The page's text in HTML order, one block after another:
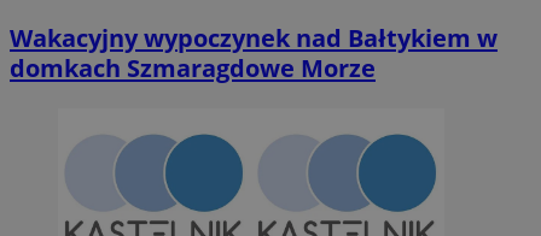
Wakacyjny wypoczynek nad Bałtykiem w
domkach Szmaragdowe Morze